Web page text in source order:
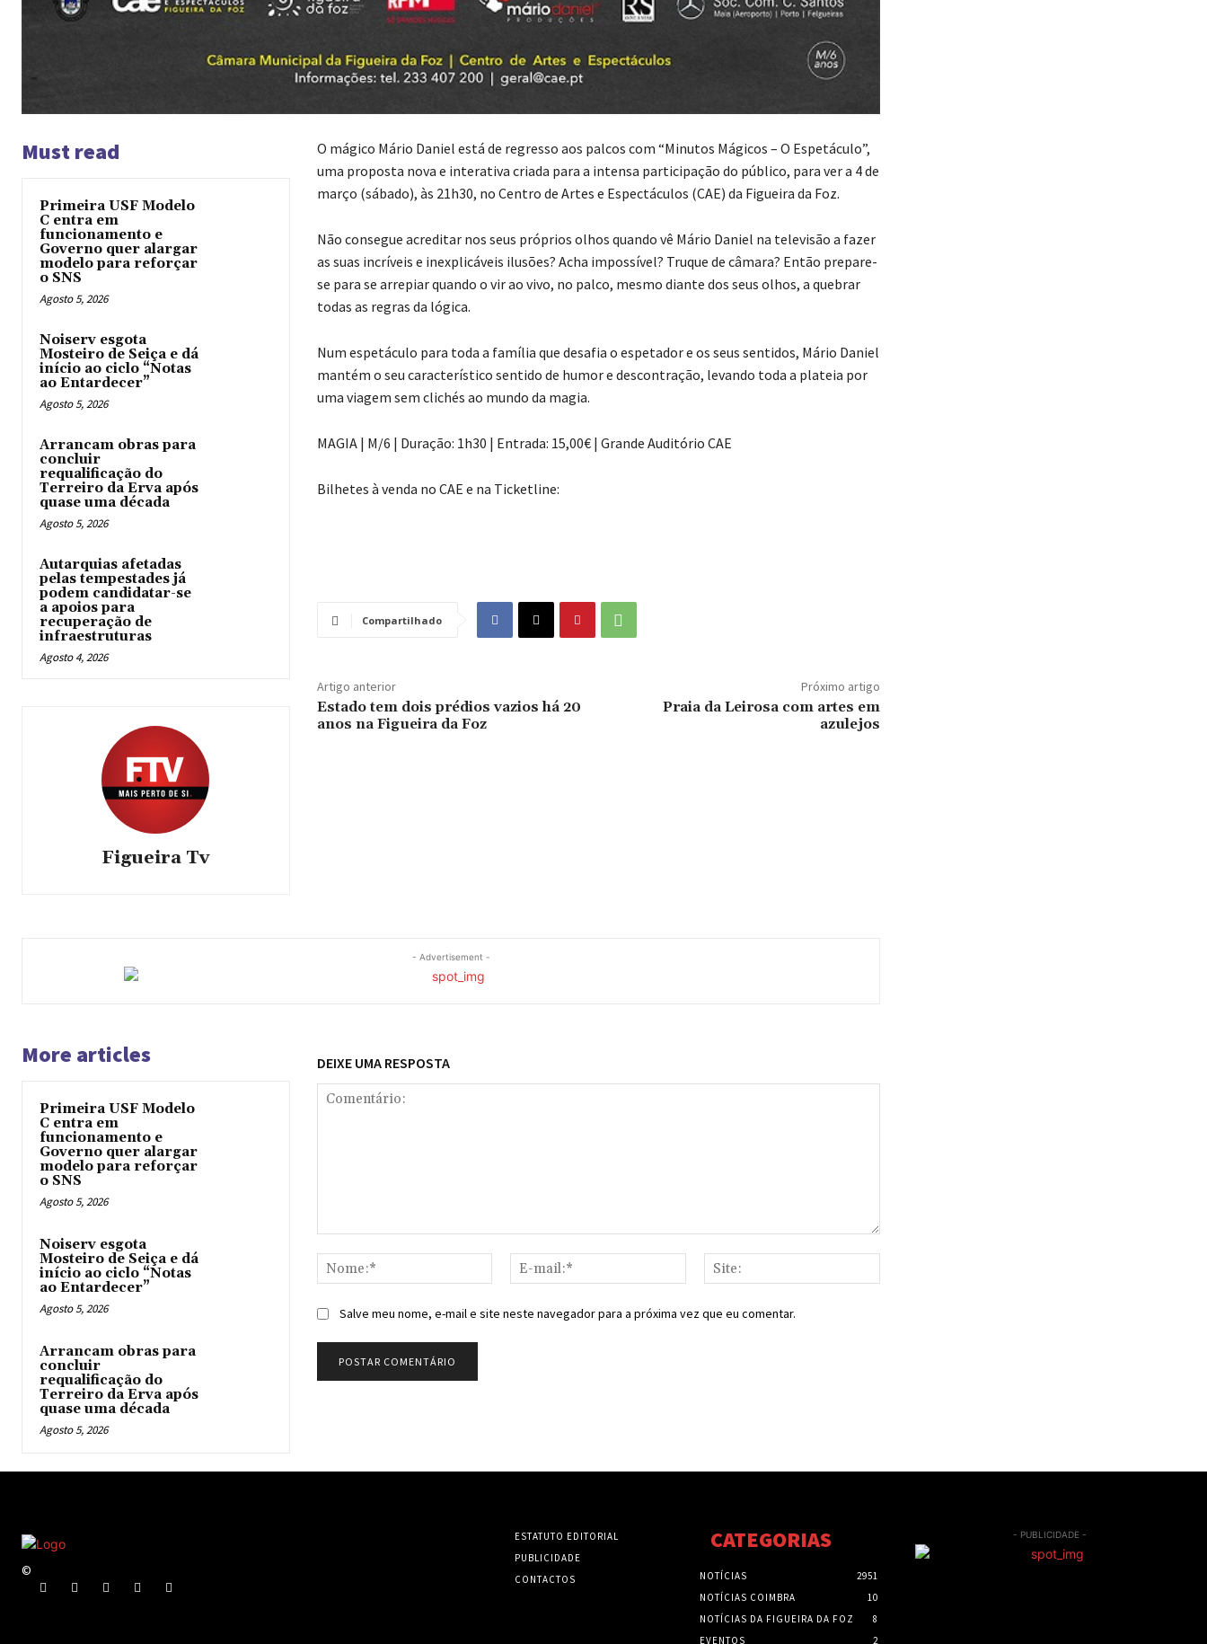
Must read
Primeira USF Modelo
C entra em
funcionamento e
Governo quer alargar
modelo para reforçar
o SNS
Agosto 5, 2026
Noiserv esgota
Mosteiro de Seiça e dá
início ao ciclo “Notas
ao Entardecer”
Agosto 5, 2026
Arrancam obras para
concluir
requalificação do
Terreiro da Erva após
quase uma década
Agosto 5, 2026
Autarquias afetadas
pelas tempestades já
podem candidatar-se
a apoios para
recuperação de
infraestruturas
Agosto 4, 2026
Figueira Tv
O mágico Mário Daniel está de regresso aos palcos com “Minutos Mágicos – O Espetáculo”,
uma proposta nova e interativa criada para a intensa participação do público, para ver a 4 de
março (sábado), às 21h30, no Centro de Artes e Espectáculos (CAE) da Figueira da Foz.
Não consegue acreditar nos seus próprios olhos quando vê Mário Daniel na televisão a fazer
as suas incríveis e inexplicáveis ilusões? Acha impossível? Truque de câmara? Então prepare-
se para se arrepiar quando o vir ao vivo, no palco, mesmo diante dos seus olhos, a quebrar
todas as regras da lógica.
Num espetáculo para toda a família que desafia o espetador e os seus sentidos, Mário Daniel
mantém o seu característico sentido de humor e descontração, levando toda a plateia por
uma viagem sem clichés ao mundo da magia.
MAGIA | M/6 | Duração: 1h30 | Entrada: 15,00€ | Grande Auditório CAE
Bilhetes à venda no CAE e na Ticketline:
Compartilhado
Artigo anterior
Estado tem dois prédios vazios há 20
anos na Figueira da Foz
Próximo artigo
Praia da Leirosa com artes em
azulejos
- Advertisement -
More articles
Primeira USF Modelo
C entra em
funcionamento e
Governo quer alargar
modelo para reforçar
o SNS
Agosto 5, 2026
Noiserv esgota
Mosteiro de Seiça e dá
início ao ciclo “Notas
ao Entardecer”
Agosto 5, 2026
Arrancam obras para
concluir
requalificação do
Terreiro da Erva após
quase uma década
Agosto 5, 2026
DEIXE UMA RESPOSTA
Nome:*
mail:*
Salve meu nome, e-mail e site neste navegador para a próxima vez que eu comentar.
©
ESTATUTO EDITORIAL
PUBLICIDADE
CONTACTOS
CATEGORIAS
NOTÍCIAS
2951
NOTÍCIAS COIMBRA
10
NOTÍCIAS DA FIGUEIRA DA FOZ
8
EVENTOS
2
- PUBLICIDADE -